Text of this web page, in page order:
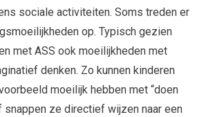
sociale activiteiten. Soms treden er
op. Typisch gezien
met ASS ook moeilijkheden met
denken. Zo kunnen kinderen
moeilijk hebben met “doen
ze directief wijzen naar een